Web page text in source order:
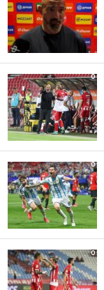
0
0
0